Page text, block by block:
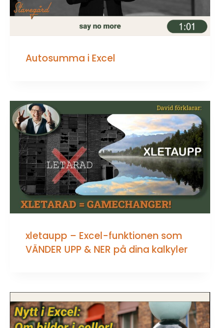
Autosumma i Excel
xletaupp – Excel-funktionen som
VÄNDER UPP & NER på dina kalkyler